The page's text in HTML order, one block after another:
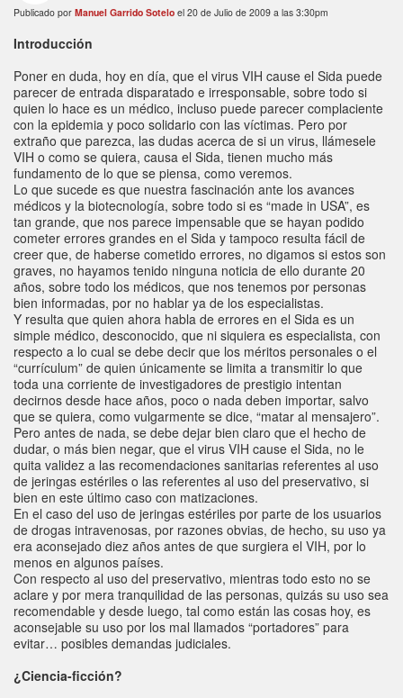
Publicado por Manuel Garrido Sotelo el 20 de Julio de 2009 a las 3:30pm
Introducción
Poner en duda, hoy en día, que el virus VIH cause el Sida puede
parecer de entrada disparatado e irresponsable, sobre todo si
quien lo hace es un médico, incluso puede parecer complaciente
con la epidemia y poco solidario con las víctimas. Pero por
extraño que parezca, las dudas acerca de si un virus, llámesele
VIH o como se quiera, causa el Sida, tienen mucho más
fundamento de lo que se piensa, como veremos.
Lo que sucede es que nuestra fascinación ante los avances
médicos y la biotecnología, sobre todo si es “made in USA”, es
tan grande, que nos parece impensable que se hayan podido
cometer errores grandes en el Sida y tampoco resulta fácil de
creer que, de haberse cometido errores, no digamos si estos son
graves, no hayamos tenido ninguna noticia de ello durante 20
años, sobre todo los médicos, que nos tenemos por personas
bien informadas, por no hablar ya de los especialistas.
Y resulta que quien ahora habla de errores en el Sida es un
simple médico, desconocido, que ni siquiera es especialista, con
respecto a lo cual se debe decir que los méritos personales o el
“currículum” de quien únicamente se limita a transmitir lo que
toda una corriente de investigadores de prestigio intentan
decirnos desde hace años, poco o nada deben importar, salvo
que se quiera, como vulgarmente se dice, “matar al mensajero”.
Pero antes de nada, se debe dejar bien claro que el hecho de
dudar, o más bien negar, que el virus VIH cause el Sida, no le
quita validez a las recomendaciones sanitarias referentes al uso
de jeringas estériles o las referentes al uso del preservativo, si
bien en este último caso con matizaciones.
En el caso del uso de jeringas estériles por parte de los usuarios
de drogas intravenosas, por razones obvias, de hecho, su uso ya
era aconsejado diez años antes de que surgiera el VIH, por lo
menos en algunos países.
Con respecto al uso del preservativo, mientras todo esto no se
aclare y por mera tranquilidad de las personas, quizás su uso sea
recomendable y desde luego, tal como están las cosas hoy, es
aconsejable su uso por los mal llamados “portadores” para
evitar… posibles demandas judiciales.
¿Ciencia-ficción?